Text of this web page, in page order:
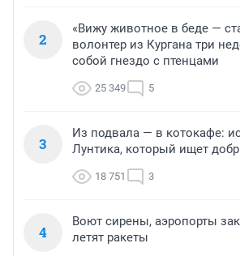
2
«Вижу животное в беде —
волонтер из Кургана три
собой гнездо с птенцами
25 349 5
3
Из подвала — в котокафе:
Лунтика, который ищет
18 751 3
4
Воют сирены, аэропорты
летят ракеты